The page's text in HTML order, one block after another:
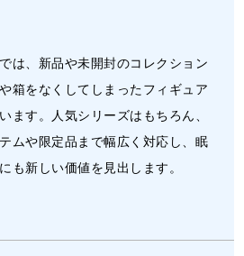
は、新品や未開封のコレクション
箱をなくしてしまったフィギュア
ます。人気シリーズはもちろん、
ムや限定品まで幅広く対応し、眠
も新しい価値を見出します。